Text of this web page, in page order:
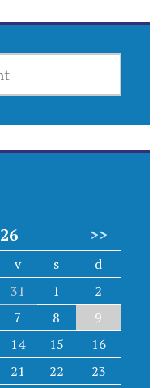
>>
v s
d
31 1
2
7 8
9
14 15
16
21 22
23